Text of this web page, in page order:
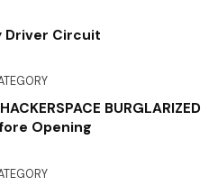
Driver Circuit
BURGLARIZED
Opening